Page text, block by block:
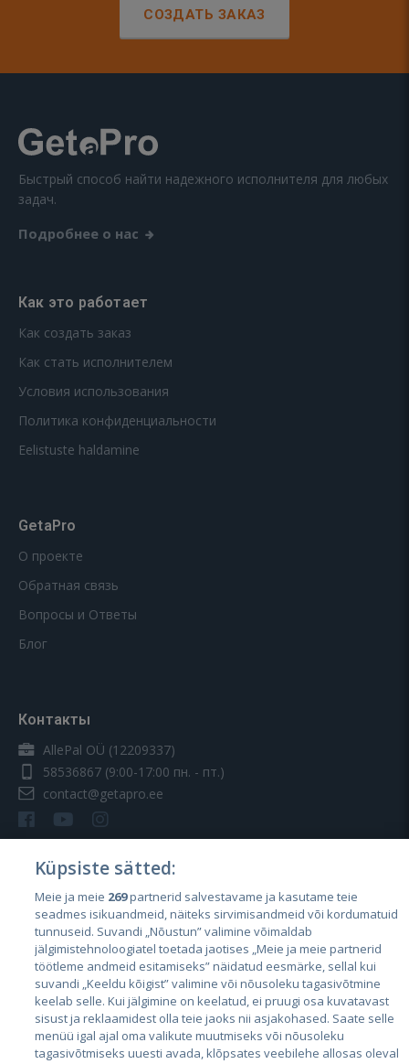
СОЗДАТЬ ЗАКАЗ
Быстрый способ найти надежного исполнителя для любых
задач.
Подробнее о нас
Как это работает
Как создать заказ
Как стать исполнителем
Условия использования
Политика конфиденциальности
Eelistuste haldamine
GetaPro
О проекте
Обратная связь
Вопросы и Ответы
Блог
Контакты
AllePal OÜ (12209337)
58536867 (9:00-17:00 пн. - пт.)
contact@getapro.ee
Страны
Эстония
Латвия
Литва
Küpsiste sätted:
Meie ja meie 269partnerid salvestavame ja kasutame teie
seadmes isikuandmeid, näiteks sirvimisandmeid või kordumatuid
tunnuseid. Suvandi „Nõustun” valimine võimaldab
jälgimistehnoloogiatel toetada jaotises „Meie ja meie partnerid
töötleme andmeid esitamiseks” näidatud eesmärke, sellal kui
suvandi „Keeldu kõigist” valimine või nõusoleku tagasivõtmine
keelab selle. Kui jälgimine on keelatud, ei pruugi osa kuvatavast
sisust ja reklaamidest olla teie jaoks nii asjakohased. Saate selle
menüü igal ajal oma valikute muutmiseks või nõusoleku
tagasivõtmiseks uuesti avada, klõpsates veebilehe allosas oleval